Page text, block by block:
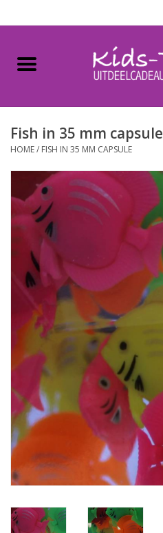
Home
Gevulde capsules & mixen
Maandaanbieding
Koopjeshoek
Lege capsules
Speelgoedautomaten
Speelgoedpakketten
Gevulde capsules & mixen
32/35 mm
Klein speelgoed
Snoep / kauwgomballen
Fish in 35 mm capsule
HOME/ FISH IN 35 MM CAPSULE